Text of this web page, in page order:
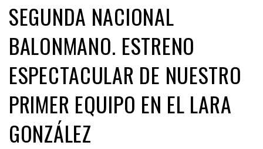
SEGUNDA NACIONAL
BALONMANO. ESTRENO
ESPECTACULAR DE NUESTRO
PRIMER EQUIPO EN EL LARA
GONZÁLEZ